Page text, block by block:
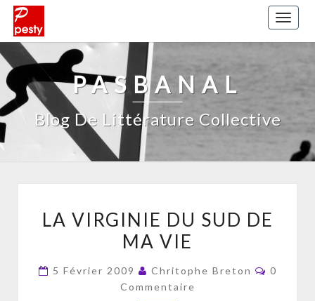
PASBANAL
Blog De Littérature Collective
VIRGINIE
DU
MA
LA VIRGINIE DU SUD DE
MA VIE
5 Février 2009 Chritophe Breton
0
Commentaire